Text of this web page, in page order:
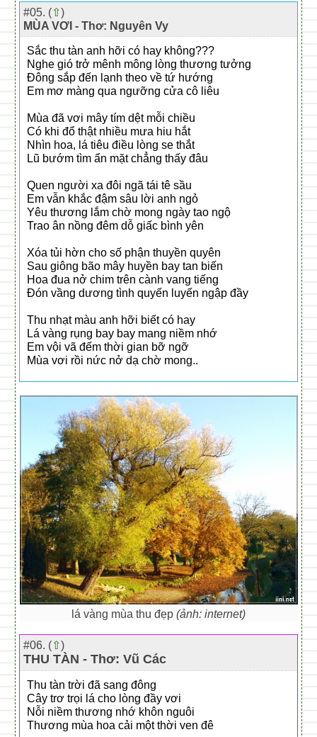
#05. (⇧)
MÙA VƠI - Thơ: Nguyên Vy
Sắc thu tàn anh hỡi có hay không???
Nghe gió trở mênh mông lòng thương tưởng
Đông sắp đến lạnh theo về tứ hướng
Em mơ màng qua ngưỡng cửa cô liêu
Mùa đã vơi mây tím dệt mỗi chiều
Có khi đổ thật nhiều mưa hiu hắt
Nhìn hoa, lá tiêu điều lòng se thắt
Lũ bướm tìm ẩn mặt chẳng thấy đâu
Quen người xa đôi ngã tái tê sầu
Em vẫn khắc đậm sâu lời anh ngỏ
Yêu thương lắm chờ mong ngày tao ngộ
Trao ân nồng đêm dỗ giấc bình yên
Xóa tủi hờn cho số phận thuyền quyên
Sau giông bão mây huyền bay tan biến
Hoa đua nở chim trên cành vang tiếng
Đón vầng dương tình quyến luyến ngập đầy
Thu nhạt màu anh hỡi biết có hay
Lá vàng rụng bay bay mang niềm nhớ
Em vội vã đếm thời gian bỡ ngỡ
Mùa vơi rồi nức nở dạ chờ mong..
lá vàng mùa thu đẹp (ảnh: internet)
#06. (⇧)
THU TÀN - Thơ: Vũ Các
Thu tàn trời đã sang đông
Cây trơ trọi lá cho lòng đầy vơi
Nỗi niềm thương nhớ khôn nguôi
Thương mùa hoa cải một thời ven đê